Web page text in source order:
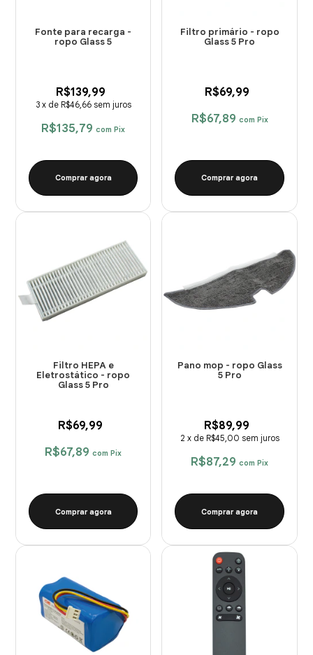
Fonte para recarga -
ropo Glass 5
R$139,99
R$135,79com Pix
3 x de R$46,66 sem juros
Comprar agora
Filtro primário - ropo
Glass 5 Pro
R$69,99
R$67,89 com Pix
Comprar agora
Filtro HEPA e
Eletrostático - ropo
Glass 5 Pro
R$69,99
R$67,89com Pix
Comprar agora
Pano mop - ropo Glass
5 Pro
R$89,99
R$87,29com Pix
2 x de R$45,00 sem juros
Comprar agora